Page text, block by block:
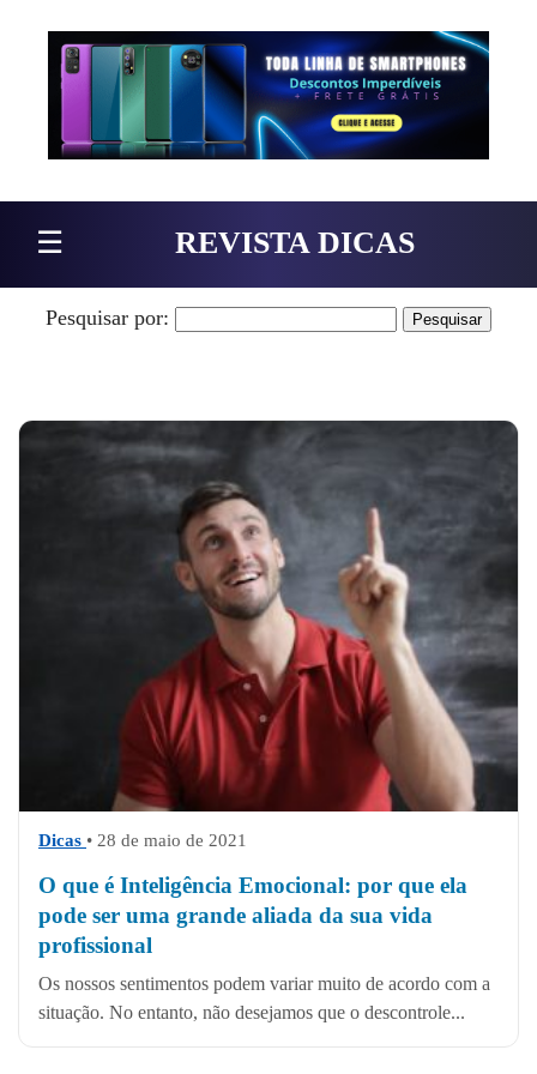
Pular para o conteúdo
☰ REVISTA DICAS
Pesquisar por:
Dicas • 28 de maio de 2021
O que é Inteligência Emocional: por que ela
pode ser uma grande aliada da sua vida
profissional
Os nossos sentimentos podem variar muito de acordo com a
situação. No entanto, não desejamos que o descontrole...